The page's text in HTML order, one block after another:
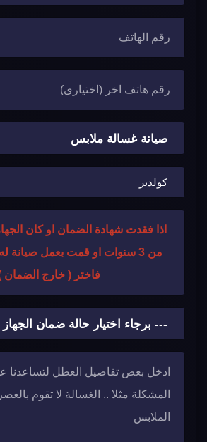
اذا فقدت شهادة الضمان او كان
من 3 سنوات او قمت بعمل صيانة
فاختر ( خارج الضمان